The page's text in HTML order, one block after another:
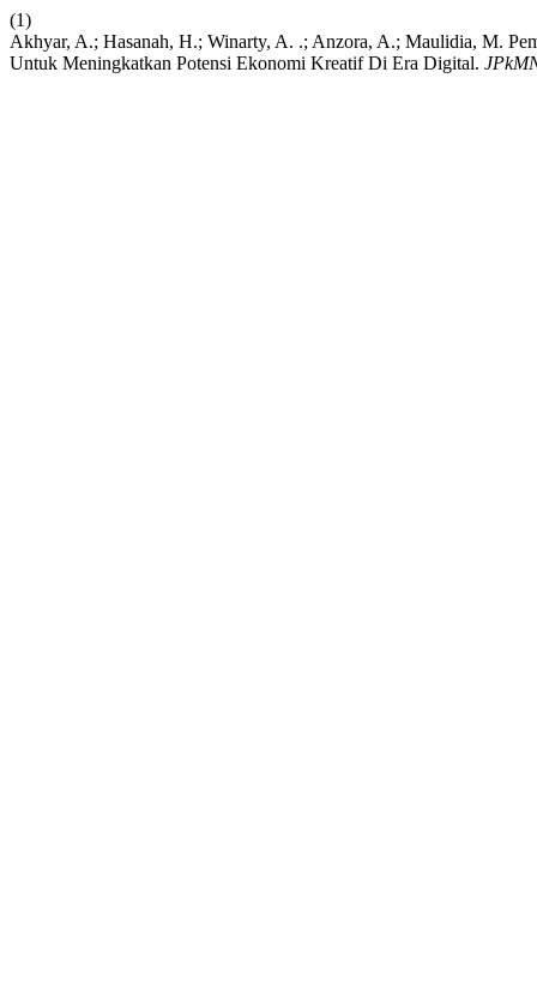
(1)
Akhyar, A.; Hasanah, H.; Winarty, A. .; Anzora, A.; Maulidia, M.
Untuk Meningkatkan Potensi Ekonomi Kreatif Di Era Digital.